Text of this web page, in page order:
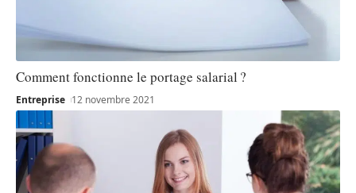
Comment fonctionne le portage salarial ?
Entreprise 12 novembre 2021